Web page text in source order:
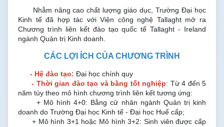
Nhằm nâng cao chất lượng giáo dục, Trường Đại học
Kinh tế đã hợp tác với Viện công nghệ Tallaght mở ra
Chương trình liên kết đào tạo quốc tế Tallaght - Ireland
ngành Quản trị Kinh doanh.
CÁC LỢI ÍCH CỦA CHƯƠNG TRÌNH
- Hệ đào tạo: Đại học chính quy
- Thời gian đào tạo và bằng tốt nghiệp: Từ 4 đến 5
năm tùy theo mô hình chương trình liên kết tương ứng:
+ Mô hình 4+0: Bằng cử nhân ngành Quản trị kinh
doanh do Trường Đại học Kinh tế - Đại học Huế cấp;
+ Mô hình 3+1 hoặc Mô hình 3+2: Sinh viên được cấp